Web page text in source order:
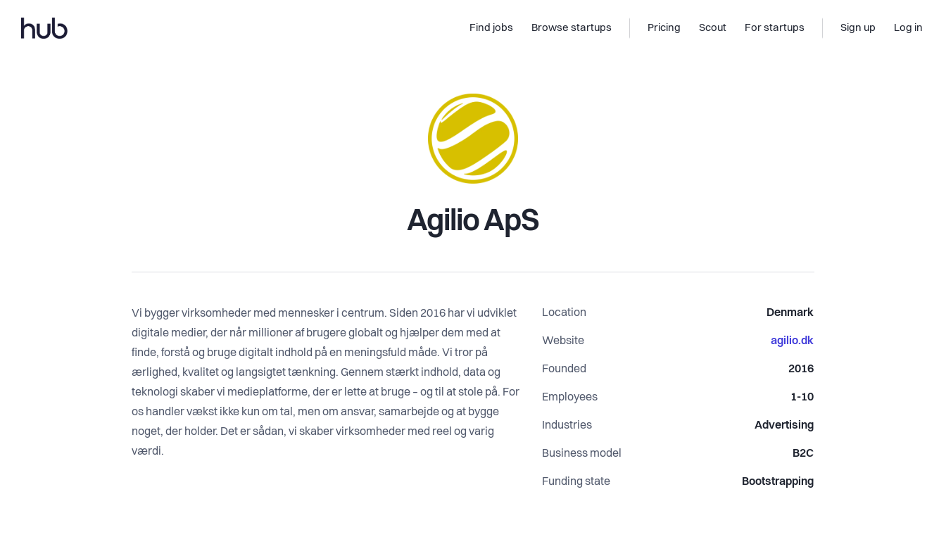
Find jobs Browse startups Pricing Scout For startups Sign up Log in
Agilio ApS
Vi bygger virksomheder med mennesker i centrum. Siden 2016 har vi udviklet
digitale medier, der når millioner af brugere globalt og hjælper dem med at
finde, forstå og bruge digitalt indhold på en meningsfuld måde. Vi tror på
ærlighed, kvalitet og langsigtet tænkning. Gennem stærkt indhold, data og
teknologi skaber vi medieplatforme, der er lette at bruge – og til at stole på. For
os handler vækst ikke kun om tal, men om ansvar, samarbejde og at bygge
noget, der holder. Det er sådan, vi skaber virksomheder med reel og varig
værdi.
Location Denmark
Website agilio.dk
Founded 2016
Employees 1-10
Industries Advertising
Business model B2C
Funding state Bootstrapping